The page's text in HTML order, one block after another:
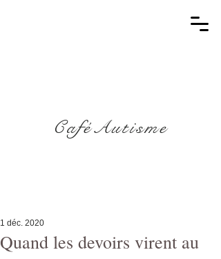
CaféAutisme
Quand les devoirs virent au
1 déc. 2020